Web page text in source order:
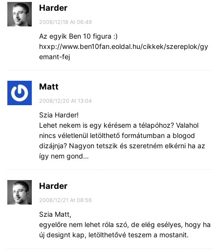
Harder
2008/12/18 At 06:49
Az egyik Ben 10 figura :)
hxxp://www.ben10fan.eoldal.hu/cikkek/szereplok/gy
emant-fej
Matt
2008/12/20 At 13:04
Szia Harder!
Lehet nekem is egy kérésem a télapóhoz? Valahol
nincs véletlenül letölthető formátumban a blogod
dizájnja? Nagyon tetszik és szeretném elkérni ha az
így nem gond…
Harder
2008/12/21 At 08:56
Szia Matt,
egyelőre nem lehet róla szó, de elég esélyes, hogy ha
új designt kap, letölthetővé teszem a mostanit.